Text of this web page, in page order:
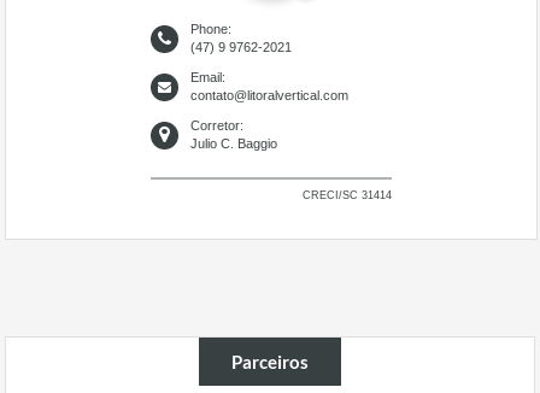
Phone:
(47) 9 9762-2021
Email:
contato@litoralvertical.com
Corretor:
Julio C. Baggio
CRECI/SC 31414
Parceiros